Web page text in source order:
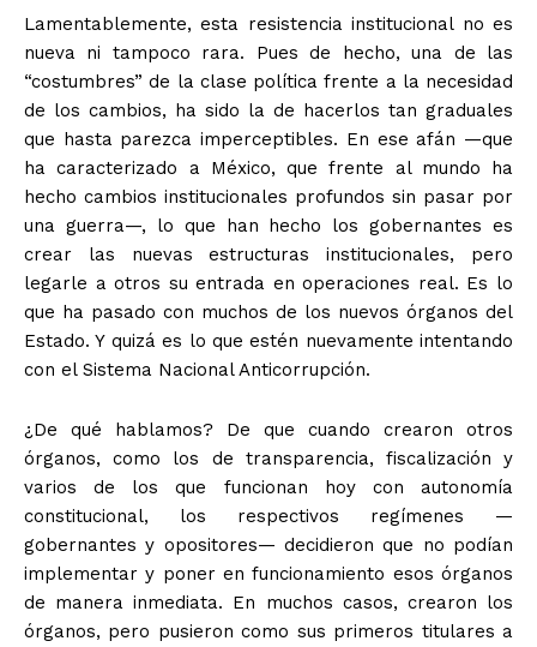
+ Todas las formas de lucha, potencialmente enlazadas
Lamentablemente, esta resistencia institucional no es
nueva ni tampoco rara. Pues de hecho, una de las
“costumbres” de la clase política frente a la necesidad
de los cambios, ha sido la de hacerlos tan graduales
que hasta parezca imperceptibles. En ese afán —que
ha caracterizado a México, que frente al mundo ha
hecho cambios institucionales profundos sin pasar por
una guerra—, lo que han hecho los gobernantes es
crear las nuevas estructuras institucionales, pero
legarle a otros su entrada en operaciones real. Es lo
que ha pasado con muchos de los nuevos órganos del
Estado. Y quizá es lo que estén nuevamente intentando
con el Sistema Nacional Anticorrupción.
¿De qué hablamos? De que cuando crearon otros
órganos, como los de transparencia, fiscalización y
varios de los que funcionan hoy con autonomía
constitucional, los respectivos regímenes —
gobernantes y opositores— decidieron que no podían
implementar y poner en funcionamiento esos órganos
de manera inmediata. En muchos casos, crearon los
órganos, pero pusieron como sus primeros titulares a